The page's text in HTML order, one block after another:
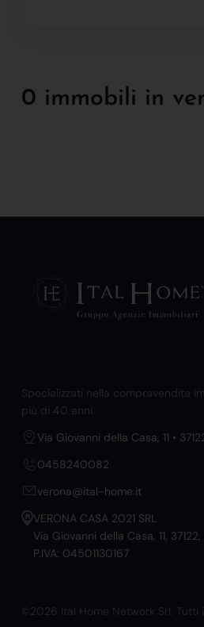
0 immobili in
Specializzati nella compravendita
più di 40 anni.
Via Giovanni della Casa, 11 •
0458240082
verona@ital-home.it
VERONA CASA 2021 SRL
Via Giovanni della Casa, 11,
P.IVA: 04501130167
©2026 Ital Home Network Srl. Tutti